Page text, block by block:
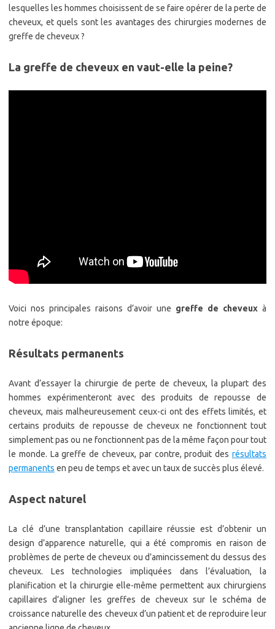
lesquelles les hommes choisissent de se faire opérer de la perte de
cheveux, et quels sont les avantages des chirurgies modernes de
greffe de cheveux ?
La greffe de cheveux en vaut-elle la peine?
Voici nos principales raisons d’avoir une greffe de cheveux à
notre époque:
Résultats permanents
Avant d’essayer la chirurgie de perte de cheveux, la plupart des
hommes expérimenteront avec des produits de repousse de
cheveux, mais malheureusement ceux-ci ont des effets limités, et
certains produits de repousse de cheveux ne fonctionnent tout
simplement pas ou ne fonctionnent pas de la même façon pour tout
le monde. La greffe de cheveux, par contre, produit des résultats
permanents en peu de temps et avec un taux de succès plus élevé.
Aspect naturel
La clé d’une transplantation capillaire réussie est d’obtenir un
design d’apparence naturelle, qui a été compromis en raison de
problèmes de perte de cheveux ou d’amincissement du dessus des
cheveux. Les technologies impliquées dans l’évaluation, la
planification et la chirurgie elle-même permettent aux chirurgiens
capillaires d’aligner les greffes de cheveux sur le schéma de
croissance naturelle des cheveux d’un patient et de reproduire leur